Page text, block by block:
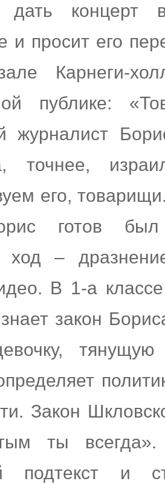
дать
и просит его
Карнеги-
публике:
журналист
точнее,
его,
готов был
–
В 1-а
закон
Закон
ты
подтекст и